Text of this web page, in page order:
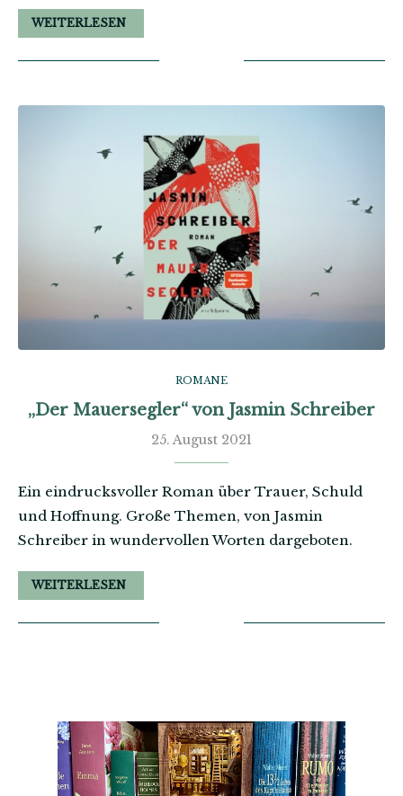
WEITERLESEN
ROMANE
„Der Mauersegler“ von Jasmin Schreiber
25. August 2021
Ein eindrucksvoller Roman über Trauer, Schuld
und Hoffnung. Große Themen, von Jasmin
Schreiber in wundervollen Worten dargeboten.
WEITERLESEN